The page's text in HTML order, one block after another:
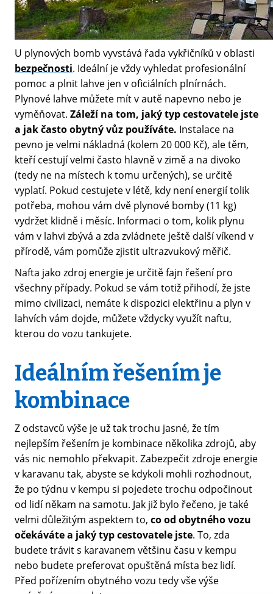
U plynových bomb vyvstává řada vykřičníků v oblasti
bezpečnosti. Ideální je vždy vyhledat profesionální
pomoc a plnit lahve jen v oficiálních plnírnách.
Plynové lahve můžete mít v autě napevno nebo je
vyměňovat. Záleží na tom, jaký typ cestovatele jste
a jak často obytný vůz používáte. Instalace na
pevno je velmi nákladná (kolem 20 000 Kč), ale těm,
kteří cestují velmi často hlavně v zimě a na divoko
(tedy ne na místech k tomu určených), se určitě
vyplatí. Pokud cestujete v létě, kdy není energií tolik
potřeba, mohou vám dvě plynové bomby (11 kg)
vydržet klidně i měsíc. Informaci o tom, kolik plynu
vám v lahvi zbývá a zda zvládnete ještě další víkend v
přírodě, vám pomůže zjistit ultrazvukový měřič.
Nafta jako zdroj energie je určitě fajn řešení pro
všechny případy. Pokud se vám totiž přihodí, že jste
mimo civilizaci, nemáte k dispozici elektřinu a plyn v
lahvích vám dojde, můžete vždycky využít naftu,
kterou do vozu tankujete.
Ideálním řešením je
kombinace
Z odstavců výše je už tak trochu jasné, že tím
nejlepším řešením je kombinace několika zdrojů, aby
vás nic nemohlo překvapit. Zabezpečit zdroje energie
v karavanu tak, abyste se kdykoli mohli rozhodnout,
že po týdnu v kempu si pojedete trochu odpočinout
od lidí někam na samotu. Jak již bylo řečeno, je také
velmi důležitým aspektem to, co od obytného vozu
očekáváte a jaký typ cestovatele jste. To, zda
budete trávit s karavanem většinu času v kempu
nebo budete preferovat opuštěná místa bez lidí.
Před pořízením obytného vozu tedy vše výše